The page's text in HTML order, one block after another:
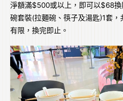
淨額滿$500或以上，即可以$68
碗套裝(拉麵碗、筷子及湯匙)1套
有限，換完即止。